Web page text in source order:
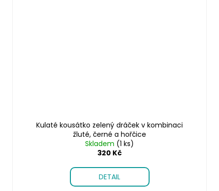
Kulaté kousátko zelený dráček v kombinaci
žluté, černé a hořčice
Skladem (1 ks)
320 Kč
DETAIL